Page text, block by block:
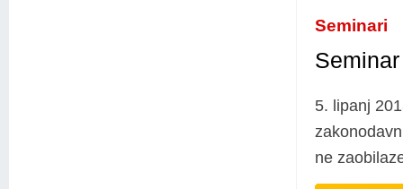
Seminari
5. lipanj
ne